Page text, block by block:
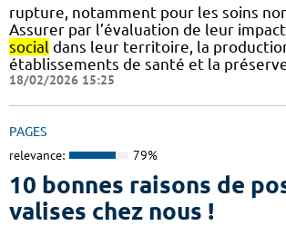
rupture, notamment pour les soins
Assurer par l’évaluation de leur
social dans leur territoire, la
établissements de santé et la
18/02/2026 15:25
PAGES
relevance: 79%
10 bonnes raisons de
valises chez nous !